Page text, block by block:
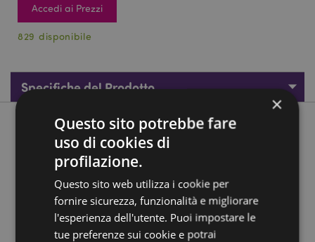
Accedi ai Prezzi
829 disponibile
Specifiche del Prodotto
Descrizione del Prodotto
Zainetto in Peluche - Astra l'Unicorno - Animali Dolci
ADORAMALS
Materiale:60% Poliestere, 40% Nylon
Informazioni sul Prodotto: Lavare a Mano
×
Questo sito potrebbe fare
uso di cookies di
profilazione.
Questo sito web utilizza i cookie per
fornire sicurezza, funzionalità e migliorare
l'esperienza dell'utente. Puoi impostare le
tue preferenze sui cookie e potrai